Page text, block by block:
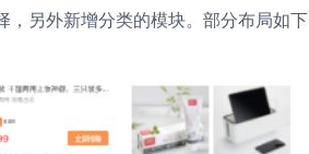
，另外新增分类的模块。部分布局如下